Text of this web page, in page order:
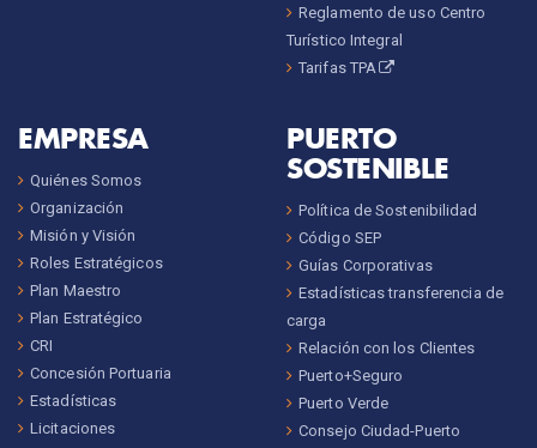
Reglamento de uso Centro
Turístico Integral
Tarifas TPA
EMPRESA
Quiénes Somos
Organización
Misión y Visión
Roles Estratégicos
Plan Maestro
Plan Estratégico
CRI
Concesión Portuaria
Estadísticas
Licitaciones
PUERTO
SOSTENIBLE
Política de Sostenibilidad
Código SEP
Guías Corporativas
Estadísticas transferencia de
carga
Relación con los Clientes
Puerto+Seguro
Puerto Verde
Consejo Ciudad-Puerto